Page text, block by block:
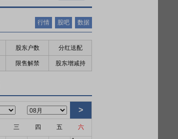
行情 股吧 数据
股东户数 分红送配
限售解禁 股东增减持
>
三 四 五
六